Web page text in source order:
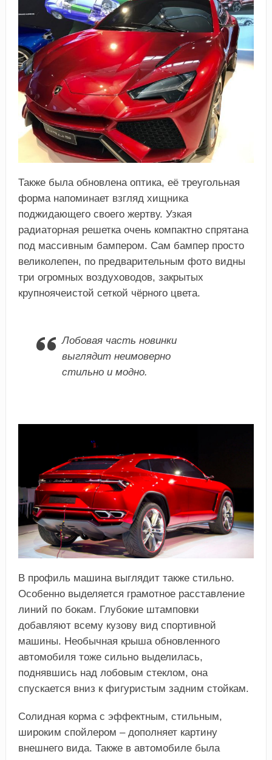
Также была обновлена оптика, её треугольная
форма напоминает взгляд хищника
поджидающего своего жертву. Узкая
радиаторная решетка очень компактно спрятана
под массивным бампером. Сам бампер просто
великолепен, по предварительным фото видны
три огромных воздуховодов, закрытых
крупноячеистой сеткой чёрного цвета.
Лобовая часть новинки
выглядит неимоверно
стильно и модно.
В профиль машина выглядит также стильно.
Особенно выделяется грамотное расставление
линий по бокам. Глубокие штамповки
добавляют всему кузову вид спортивной
машины. Необычная крыша обновленного
автомобиля тоже сильно выделилась,
поднявшись над лобовым стеклом, она
спускается вниз к фигуристым задним стойкам.
Солидная корма с эффектным, стильным,
широким спойлером – дополняет картину
внешнего вида. Также в автомобиле была